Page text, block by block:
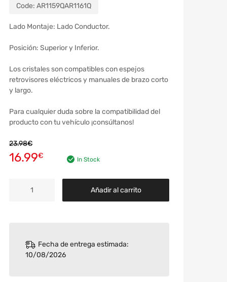
Code: AR1159QAR1161Q
Lado Montaje: Lado Conductor.
Posición: Superior y Inferior.
Los cristales son compatibles con espejos
retrovisores eléctricos y manuales de brazo corto
y largo.
Para cualquier duda sobre la compatibilidad del
producto con tu vehículo ¡consúltanos!
23.98€
16.99€ In Stock
Añadir al carrito
Fecha de entrega estimada:
10/08/2026